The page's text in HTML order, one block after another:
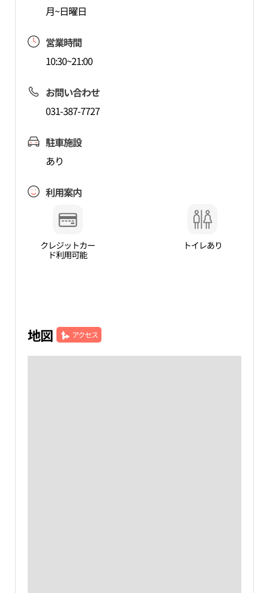
月~日曜日
営業時間
10:30~21:00
お問い合わせ
031-387-7727
駐車施設
あり
利用案内
クレジットカー
ド利用可能
トイレあり
地図 アクセス